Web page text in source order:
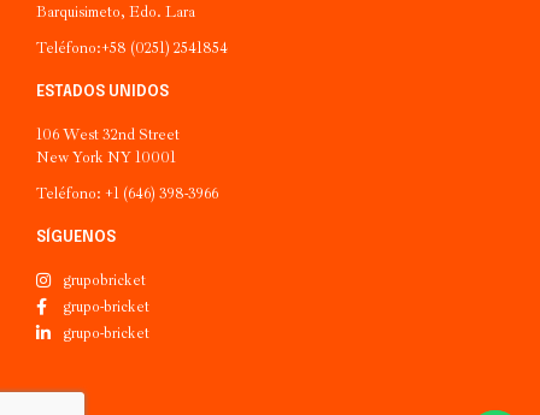
Barquisimeto, Edo. Lara
Teléfono:+58 (0251) 2541854
ESTADOS UNIDOS
106 West 32nd Street
New York NY 10001
Teléfono: +1 (646) 398-3966
SÍGUENOS
grupobricket
grupo-bricket
grupo-bricket